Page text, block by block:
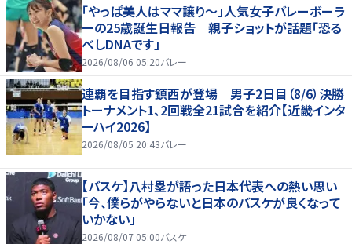
「やっぱ美人はママ譲り～」人気女子バレーボーラ
ーの25歳誕生日報告 親子ショットが話題「恐る
べしDNAです」
2026/08/06 05:20バレー
連覇を目指す鎮西が登場 男子2日目（8/6）決勝
トーナメント1、2回戦全21試合を紹介【近畿インタ
ーハイ2026】
2026/08/05 20:43バレー
【バスケ】八村塁が語った日本代表への熱い思い
「今、僕らがやらないと日本のバスケが良くなって
いかない」
2026/08/07 05:00バスケ